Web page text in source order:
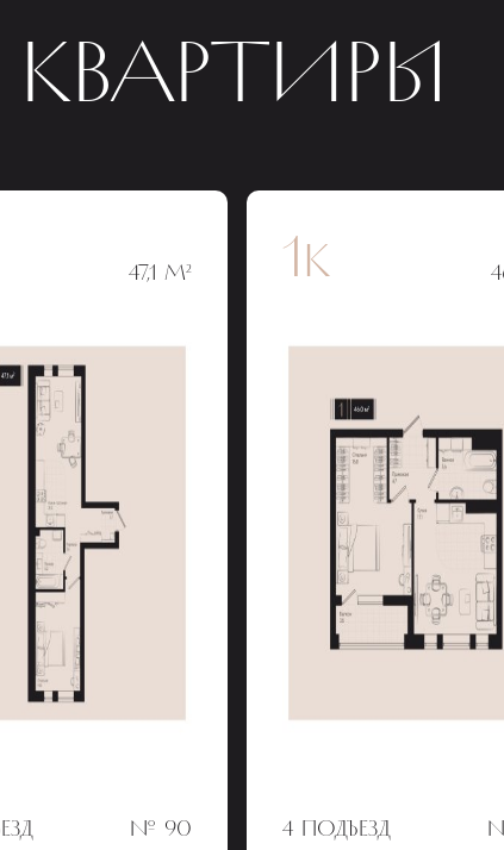
47,1 М²
№ 90
1к
4 ПОДЪЕЗД